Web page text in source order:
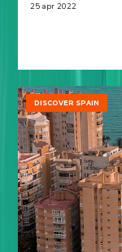
25 apr 2022
DISCOVER SPAIN